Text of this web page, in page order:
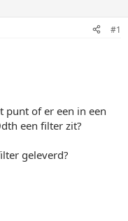
#1
punt of er een in een
een filter zit?
geleverd?